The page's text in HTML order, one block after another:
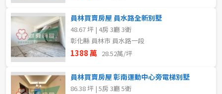
員林買賣房屋 員水路全新別墅
48.67 坪 | 4房 3廳 3衛
彰化縣 員林市 員水路一段
1388 萬 28.52萬/坪
員林買賣房屋 彰南運動中心旁電梯別墅
86.38 坪 | 5房 3廳 5衛